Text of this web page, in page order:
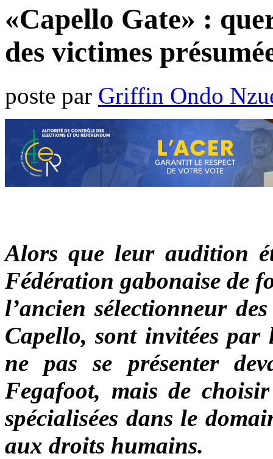
«Capello Gate» :
des victimes
poste par Griffin Ondo
Alors que leur audition
Fédération gabonaise de
l’ancien sélectionneur
Capello, sont invitées par
ne pas se présenter
Fegafoot, mais de
spécialisées dans le
aux droits humains.